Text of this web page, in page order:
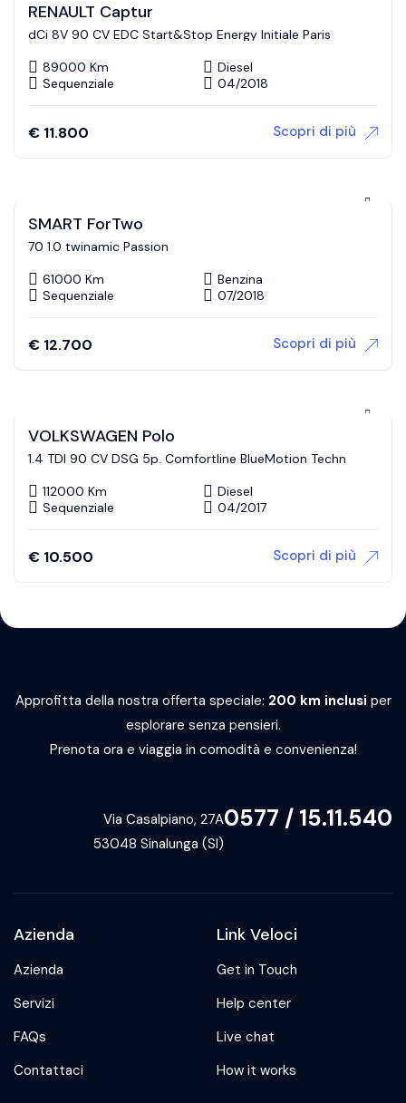
RENAULT Captur
dCi 8V 90 CV EDC Start&Stop Energy Initiale Paris
89000 Km
Diesel
Sequenziale
04/2018
€ 11.800 Scopri di più
SMART ForTwo
70 1.0 twinamic Passion
61000 Km
Benzina
Sequenziale
07/2018
€ 12.700 Scopri di più
VOLKSWAGEN Polo
1.4 TDI 90 CV DSG 5p. Comfortline BlueMotion Techn
112000 Km
Diesel
Sequenziale
04/2017
€ 10.500 Scopri di più
Approfitta della nostra offerta speciale: 200 km inclusi per
esplorare senza pensieri.
Prenota ora e viaggia in comodità e convenienza!
0577 / 15.11.540
Via Casalpiano, 27A
53048 Sinalunga (SI)
Azienda
Azienda
Servizi
FAQs
Contattaci
Link Veloci
Get in Touch
Help center
Live chat
How it works